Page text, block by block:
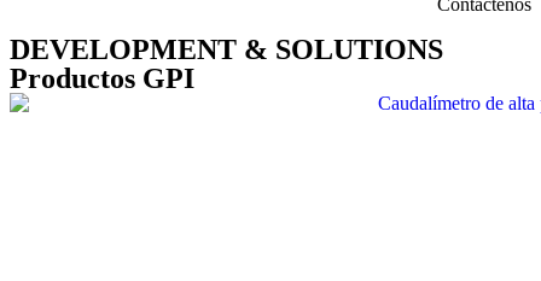
DEVELOPMENT & SOLUTIONS
Productos GPI